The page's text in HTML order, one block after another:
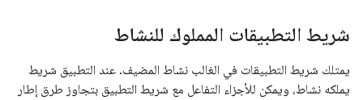
شريط التطبيقات المملوك للنشاط
يمتلك شريط التطبيقات في الغالب نشاط المضيف. عند التطبيق شريط
يملكه نشاط، ويمكن للأجزاء التفاعل مع شريط التطبيق بتجاوز طرق إطار